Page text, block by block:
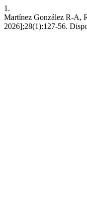
1.
Martínez González R-A,
2026];28(1):127-56.